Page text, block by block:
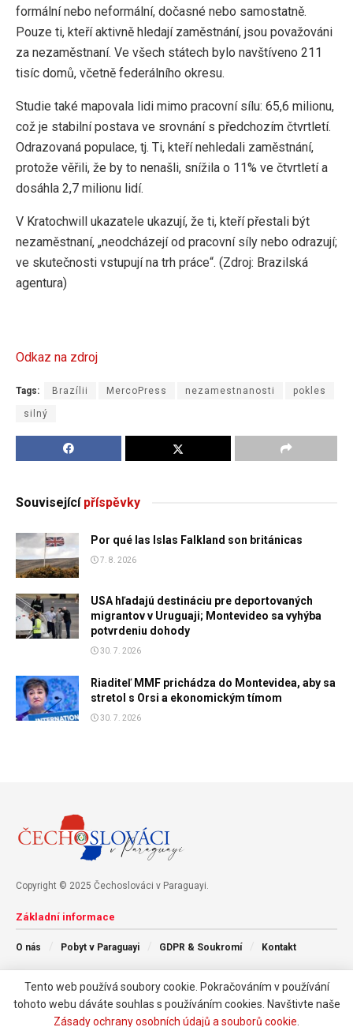
formální nebo neformální, dočasné nebo samostatně.
Pouze ti, kteří aktivně hledají zaměstnání, jsou považováni
za nezaměstnaní. Ve všech státech bylo navštíveno 211
tisíc domů, včetně federálního okresu.
Studie také mapovala lidi mimo pracovní sílu: 65,6 milionu,
což je stabilní postava ve srovnání s předchozím čtvrtletí.
Odrazovaná populace, tj. Ti, kteří nehledali zaměstnání,
protože věřili, že by to nenašli, snížila o 11% ve čtvrtletí a
dosáhla 2,7 milionu lidí.
V Kratochwill ukazatele ukazují, že ti, kteří přestali být
nezaměstnaní, „neodcházejí od pracovní síly nebo odrazují;
ve skutečnosti vstupují na trh práce“. (Zdroj: Brazilská
agentura)
Odkaz na zdroj
Tags: Brazílii MercoPress nezamestnanosti pokles
silný
Souvisejícípříspěvky
Por qué las Islas Falkland son británicas
7. 8. 2026
USA hľadajú destináciu pre deportovaných
migrantov v Uruguaji; Montevideo sa vyhýba
potvrdeniu dohody
30. 7. 2026
Riaditeľ MMF prichádza do Montevidea, aby sa
stretol s Orsi a ekonomickým tímom
30. 7. 2026
Copyright © 2025 Čechoslováci v Paraguayi.
Základní informace
O nás Pobyt v Paraguayi GDPR & Soukromí Kontakt
Následujte nás
Tento web používá soubory cookie. Pokračováním v používání
tohoto webu dáváte souhlas s používáním cookies. Navštivte naše
Zásady ochrany osobních údajů a souborů cookie